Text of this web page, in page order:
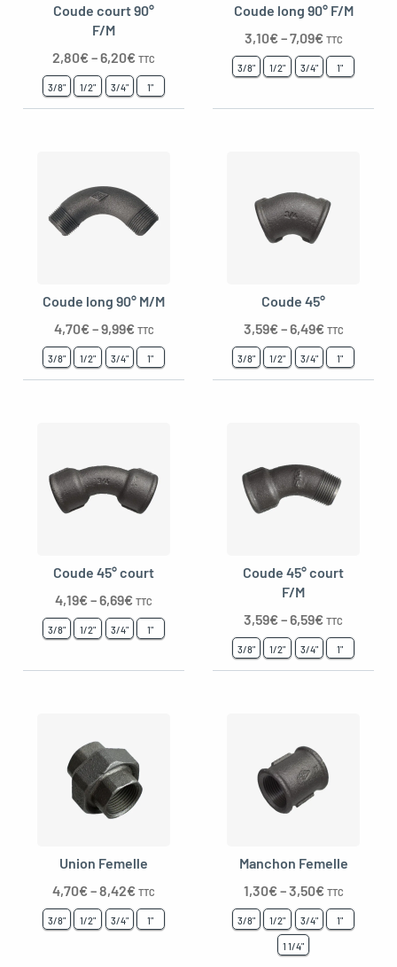
Coude court 90°
F/M
2,80€–6,20€ TTC
3/8" 1/2" 3/4" 1"
Coude long 90° F/M
3,10€–7,09€ TTC
3/8" 1/2" 3/4" 1"
Coude long 90° M/M
4,70€–9,99€ TTC
3/8" 1/2" 3/4" 1"
Coude 45°
3,59€–6,49€ TTC
3/8" 1/2" 3/4" 1"
Coude 45° court
4,19€–6,69€ TTC
3/8" 1/2" 3/4" 1"
Coude 45° court
F/M
3,59€–6,59€ TTC
3/8" 1/2" 3/4" 1"
Union Femelle
4,70€–8,42€ TTC
3/8" 1/2" 3/4" 1"
Manchon Femelle
1,30€–3,50€ TTC
3/8" 1/2" 3/4" 1"
1 1/4"